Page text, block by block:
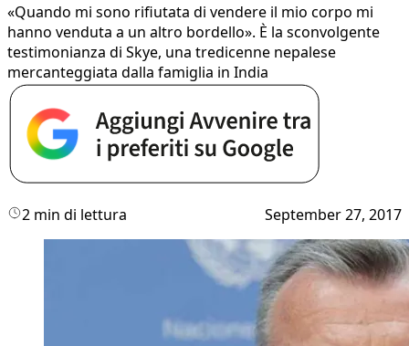
«Quando mi sono rifiutata di vendere il mio corpo mi
hanno venduta a un altro bordello». È la sconvolgente
testimonianza di Skye, una tredicenne nepalese
mercanteggiata dalla famiglia in India
2 min di lettura September 27, 2017